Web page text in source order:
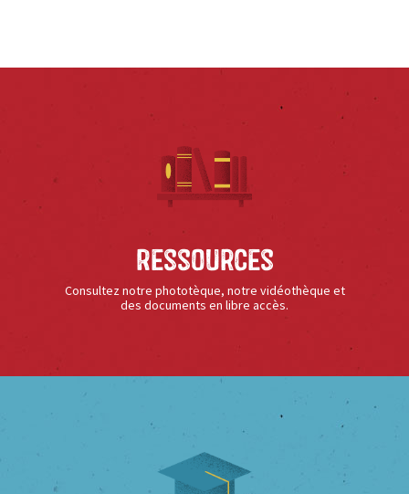
Ressources
Consultez notre phototèque, notre vidéothèque et
des documents en libre accès.